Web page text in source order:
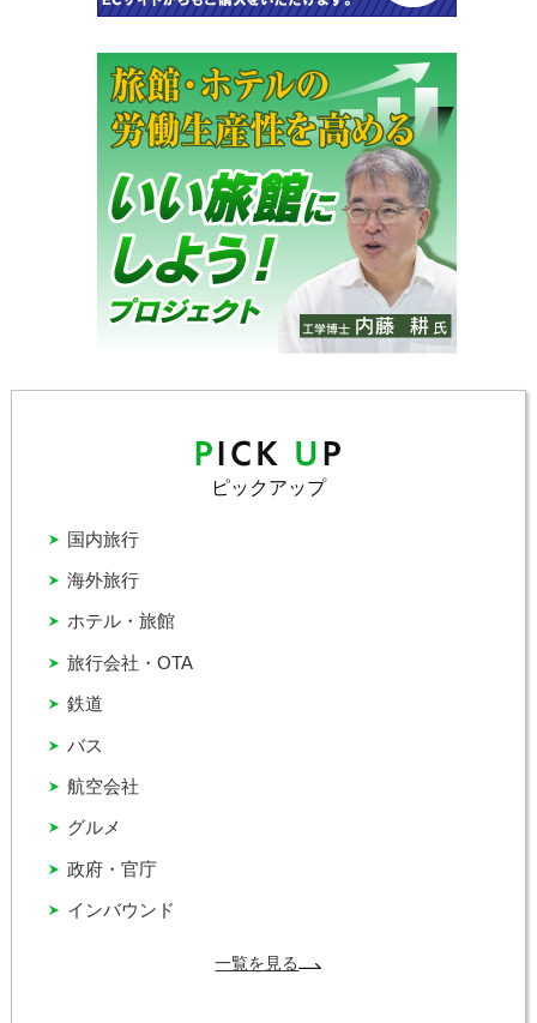
ピックアップ
インバウンド
グルメ
バス
ホテル・旅館
国内旅行
政府・官庁
旅行会社・OTA
海外旅行
航空会社
鉄道
一覧を見る